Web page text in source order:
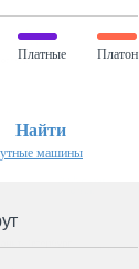
Платные Платон
Найти
машины